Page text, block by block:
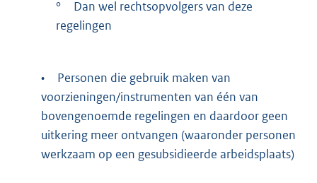
°
Dan wel rechtsopvolgers van deze
regelingen
•
Personen die gebruik maken van
voorzieningen/instrumenten van één van
bovengenoemde regelingen en daardoor geen
uitkering meer ontvangen (waaronder personen
werkzaam op een gesubsidieerde arbeidsplaats)